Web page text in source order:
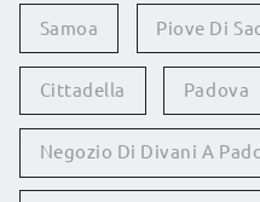
Samoa Piove Di
Cittadella Padova
Negozio Di Divani A